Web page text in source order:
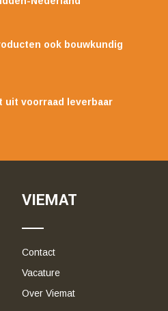
ook bouwkundig
uit voorraad leverbaar
VIEMAT
Contact
Vacature
Over Viemat